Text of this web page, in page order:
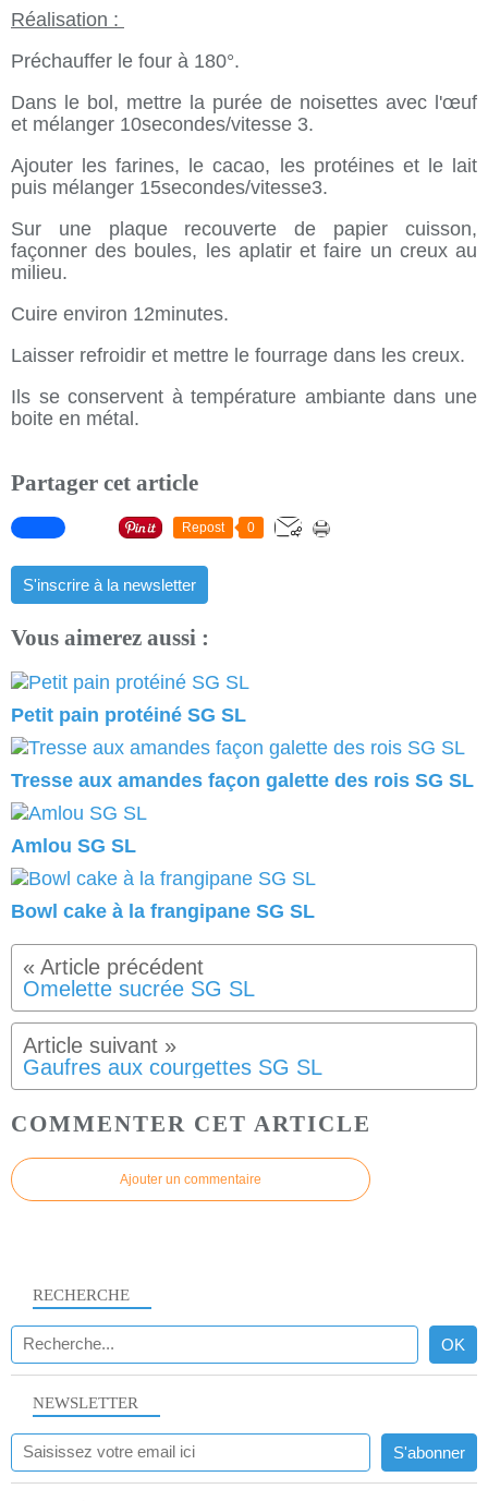
Réalisation :
Préchauffer le four à 180°.
Dans le bol, mettre la purée de noisettes avec l'œuf
et mélanger 10secondes/vitesse 3.
Ajouter les farines, le cacao, les protéines et le lait
puis mélanger 15secondes/vitesse3.
Sur une plaque recouverte de papier cuisson,
façonner des boules, les aplatir et faire un creux au
milieu.
Cuire environ 12minutes.
Laisser refroidir et mettre le fourrage dans les creux.
Ils se conservent à température ambiante dans une
boite en métal.
Partager cet article
Repost 0
S'inscrire à la newsletter
Vous aimerez aussi :
Petit pain protéiné SG SL
Tresse aux amandes façon galette des rois SG SL
Amlou SG SL
Bowl cake à la frangipane SG SL
Omelette sucrée SG SL
Gaufres aux courgettes SG SL
COMMENTER CET ARTICLE
Ajouter un commentaire
NEWSLETTER
RECHERCHE